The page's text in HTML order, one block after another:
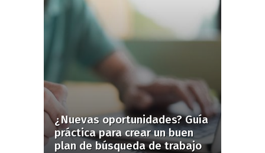
¿Nuevas oportunidades? Guía
práctica para crear un buen
plan de búsqueda de trabajo